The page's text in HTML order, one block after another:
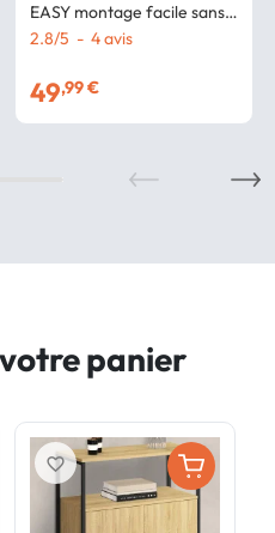
EASY montage facile sans
outils 3 étagères et 1 porte
et bois
2.8/5 - 4avis
49,99 €
panier
favorite_border